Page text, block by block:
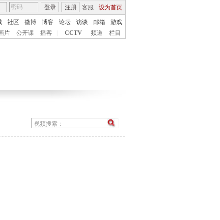
客服 设为首页
登录 注册
社区 微博 博客 论坛 访谈 邮箱
游戏
片
公开课 播客 CCTV 频道 栏目